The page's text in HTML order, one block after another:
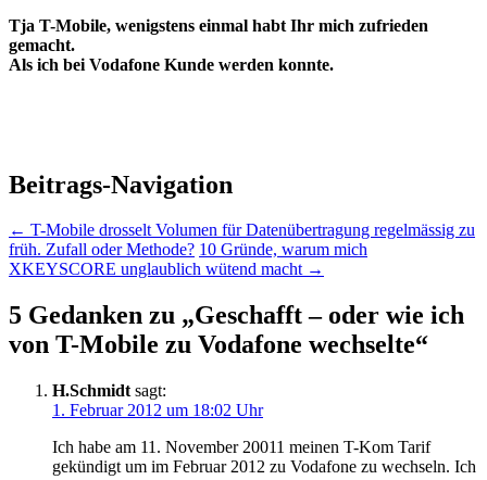
Tja T-Mobile, wenigstens einmal habt Ihr mich zufrieden
gemacht.
Als ich bei Vodafone Kunde werden konnte.
Beitrags-Navigation
← T-Mobile drosselt Volumen für Datenübertragung regelmässig zu
früh. Zufall oder Methode? 10 Gründe, warum mich
XKEYSCORE unglaublich wütend macht →
5 Gedanken zu „Geschafft – oder wie ich
von T-Mobile zu Vodafone wechselte“
H.Schmidt sagt:
1. Februar 2012 um 18:02 Uhr
Ich habe am 11. November 20011 meinen T-Kom Tarif
gekündigt um im Februar 2012 zu Vodafone zu wechseln. Ich